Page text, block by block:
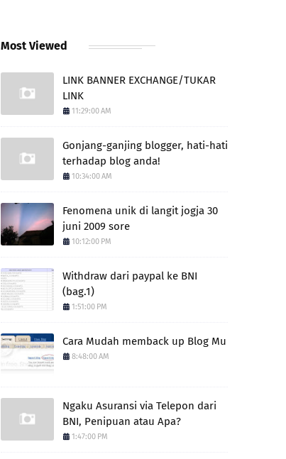
Most Viewed
LINK BANNER EXCHANGE/TUKAR
LINK
11:29:00 AM
Gonjang-ganjing blogger, hati-hati
terhadap blog anda!
10:34:00 AM
Fenomena unik di langit jogja 30
juni 2009 sore
10:12:00 PM
Withdraw dari paypal ke BNI
(bag.1)
1:51:00 PM
Cara Mudah memback up Blog Mu
8:48:00 AM
Ngaku Asuransi via Telepon dari
BNI, Penipuan atau Apa?
1:47:00 PM